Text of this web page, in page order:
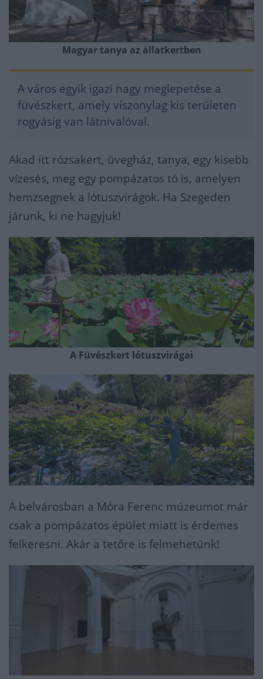
Magyar tanya az állatkertben
A város egyik igazi nagy meglepetése a
füvészkert, amely viszonylag kis területen
rogyásig van látnivalóval.
Akad itt rózsakert, üvegház, tanya, egy kisebb
vízesés, meg egy pompázatos tó is, amelyen
hemzsegnek a lótuszvirágok. Ha Szegeden
járunk, ki ne hagyjuk!
A Füvészkert lótuszvirágai
A belvárosban a Móra Ferenc múzeumot már
csak a pompázatos épület miatt is érdemes
felkeresni. Akár a tetőre is felmehetünk!